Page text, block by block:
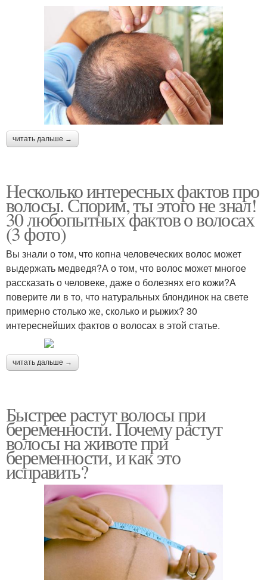
читать дальше →
Несколько интересных фактов про
волосы. Спорим, ты этого не знал!
30 любопытных фактов о волосах
(3 фото)
Вы знали о том, что копна человеческих волос может
выдержать медведя?А о том, что волос может многое
рассказать о человеке, даже о болезнях его кожи?А
поверите ли в то, что натуральных блондинок на свете
примерно столько же, сколько и рыжих? 30
интереснейших фактов о волосах в этой статье.
читать дальше →
Быстрее растут волосы при
беременности. Почему растут
волосы на животе при
беременности, и как это
исправить?